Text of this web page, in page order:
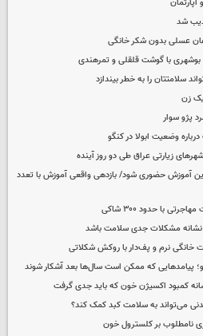
شد
عسلی بدون شکر خانگی
با گوشت قلقلی و تمرهندی
زن
وضعیت ابولا در کنگو
زیارتی عراق طی دو روز آینده
آموزش حضوری شود/ بازدهی واقعی آموزش با تعدد
با حدود ۳۰۰ شاکی
خانگی نرم و پف‌دار با روکش شکلاتی
پیامدهایی که ممکن است سال‌ها بعد آشکار شوند
می‌تواند به سلامت کبد کمک کند؟
نامطلوب بر کلسترول خون